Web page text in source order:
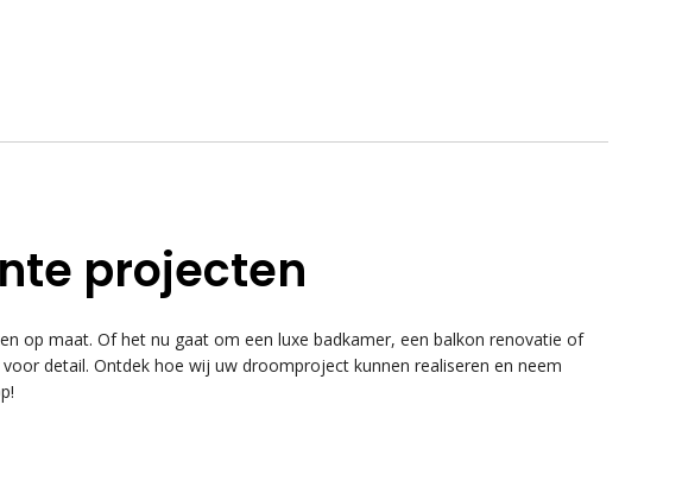
projecten
op maat. Of het nu gaat om een luxe badkamer, een balkon renovatie of
detail. Ontdek hoe wij uw droomproject kunnen realiseren en neem